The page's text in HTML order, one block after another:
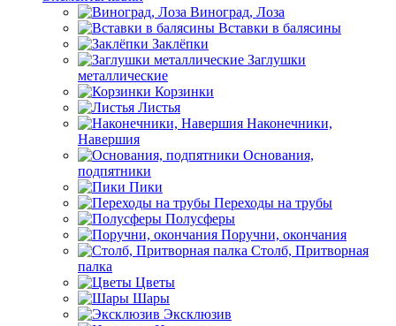
Виноград, Лоза
Вставки в балясины
Заклёпки
Заглушки
металлические
Корзинки
Листья
Наконечники,
Навершия
Основания,
подпятники
Пики
Переходы на трубы
Полусферы
Поручни, окончания
Столб, Притворная
палка
Цветы
Шары
Эксклюзив